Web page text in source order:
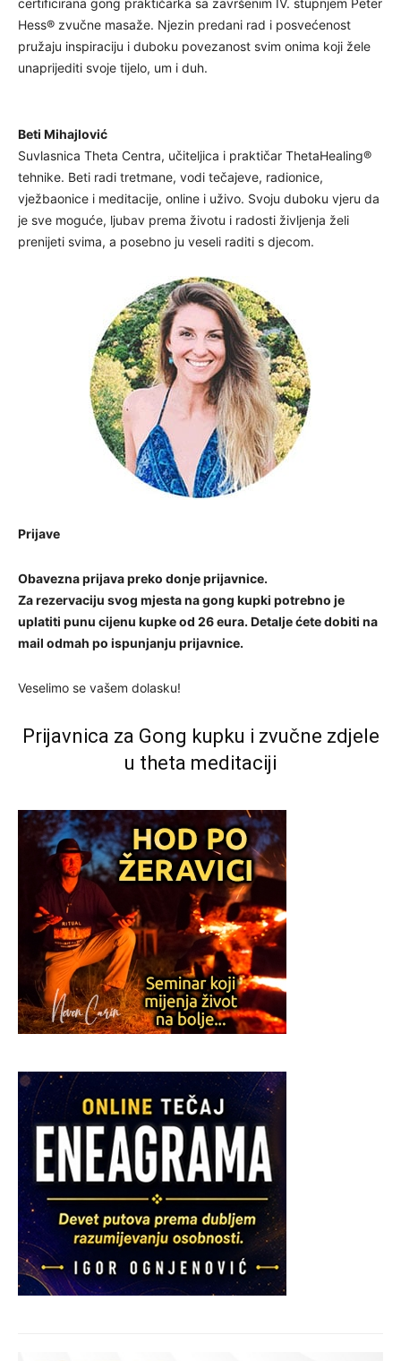
certificirana gong praktičarka sa završenim IV. stupnjem Peter
Hess® zvučne masaže. Njezin predani rad i posvećenost
pružaju inspiraciju i duboku povezanost svim onima koji žele
unaprijediti svoje tijelo, um i duh.
Beti Mihajlović
Suvlasnica Theta Centra, učiteljica i praktičar ThetaHealing®
tehnike. Beti radi tretmane, vodi tečajeve, radionice,
vježbaonice i meditacije, online i uživo. Svoju duboku vjeru da
je sve moguće, ljubav prema životu i radosti življenja želi
prenijeti svima, a posebno ju veseli raditi s djecom.
Prijave
Obavezna prijava preko donje prijavnice.
Za rezervaciju svog mjesta na gong kupki potrebno je
uplatiti punu cijenu kupke od 26 eura. Detalje ćete dobiti na
mail odmah po ispunjanju prijavnice.
Veselimo se vašem dolasku!
Prijavnica za Gong kupku i zvučne zdjele
u theta meditaciji